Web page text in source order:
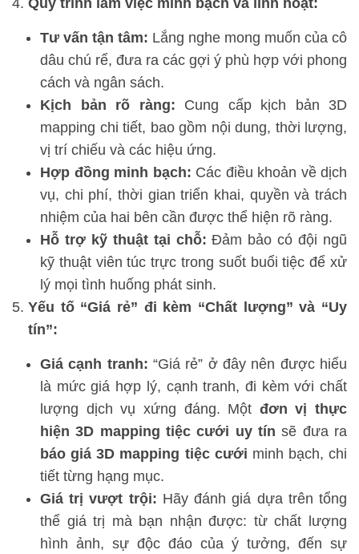
Quy trình làm việc minh bạch và linh hoạt:
Tư vấn tận tâm: Lắng nghe mong muốn của cô
dâu chú rể, đưa ra các gợi ý phù hợp với phong
cách và ngân sách.
Kịch bản rõ ràng: Cung cấp kịch bản 3D
mapping chi tiết, bao gồm nội dung, thời lượng,
vị trí chiếu và các hiệu ứng.
Hợp đồng minh bạch: Các điều khoản về dịch
vụ, chi phí, thời gian triển khai, quyền và trách
nhiệm của hai bên cần được thể hiện rõ ràng.
Hỗ trợ kỹ thuật tại chỗ: Đảm bảo có đội ngũ
kỹ thuật viên túc trực trong suốt buổi tiệc để xử
lý mọi tình huống phát sinh.
Yếu tố “Giá rẻ” đi kèm “Chất lượng” và “Uy
tín”:
Giá cạnh tranh: “Giá rẻ” ở đây nên được hiểu
là mức giá hợp lý, cạnh tranh, đi kèm với chất
lượng dịch vụ xứng đáng. Một đơn vị thực
hiện 3D mapping tiệc cưới uy tín sẽ đưa ra
báo giá 3D mapping tiệc cưới minh bạch, chi
tiết từng hạng mục.
Giá trị vượt trội: Hãy đánh giá dựa trên tổng
thể giá trị mà bạn nhận được: từ chất lượng
hình ảnh, sự độc đáo của ý tưởng, đến sự